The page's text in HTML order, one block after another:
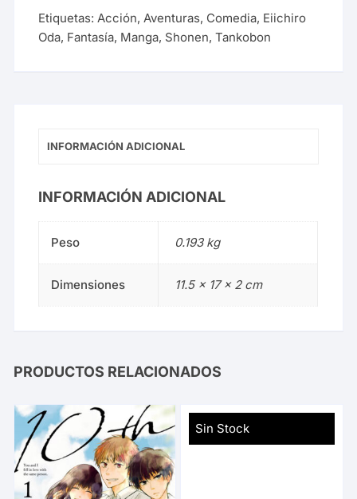
Etiquetas:Acción,Aventuras, Comedia, Eiichiro
Oda, Fantasía, Manga, Shonen,Tankobon
INFORMACIÓN ADICIONAL
INFORMACIÓN ADICIONAL
Peso 0.193 kg
Dimensiones 11.5 × 17 × 2 cm
PRODUCTOS RELACIONADOS
Sin Stock